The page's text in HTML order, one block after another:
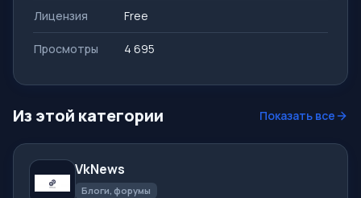
Лицензия Free
Просмотры 4 695
Из этой категории Показать все
VkNews
Блоги, форумы